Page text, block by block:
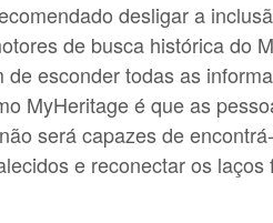
desligar a
de busca histórica do
esconder todas as
MyHeritage é que as
será capazes de
e reconectar os laços